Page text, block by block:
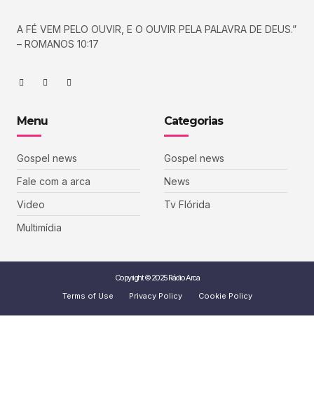
A FÉ VEM PELO OUVIR, E O OUVIR PELA PALAVRA DE DEUS.”
– ROMANOS 10:17
Menu
Gospel news
Fale com a arca
Video
Multimídia
Categorias
Gospel news
News
Tv Flórida
Copyright © 2025 Rádio Arca
Terms of Use
Privacy Policy Cookie Policy